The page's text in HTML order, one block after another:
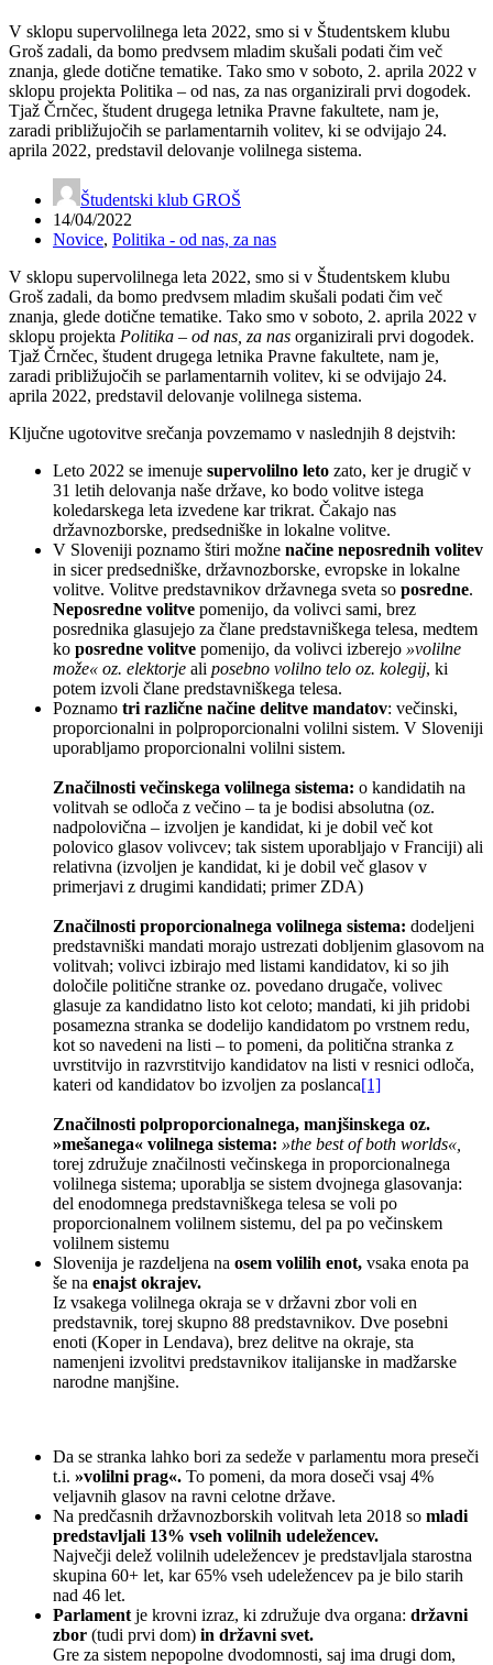
V sklopu supervolilnega leta 2022, smo si v Študentskem klubu
Groš zadali, da bomo predvsem mladim skušali podati čim več
znanja, glede dotične tematike. Tako smo v soboto, 2. aprila 2022 v
sklopu projekta Politika – od nas, za nas organizirali prvi dogodek.
Tjaž Črnčec, študent drugega letnika Pravne fakultete, nam je,
zaradi približujočih se parlamentarnih volitev, ki se odvijajo 24.
aprila 2022, predstavil delovanje volilnega sistema.
Študentski klub GROŠ
14/04/2022
Novice, Politika - od nas, za nas
V sklopu supervolilnega leta 2022, smo si v Študentskem klubu
Groš zadali, da bomo predvsem mladim skušali podati čim več
znanja, glede dotične tematike. Tako smo v soboto, 2. aprila 2022 v
sklopu projekta Politika – od nas, za nas organizirali prvi dogodek.
Tjaž Črnčec, študent drugega letnika Pravne fakultete, nam je,
zaradi približujočih se parlamentarnih volitev, ki se odvijajo 24.
aprila 2022, predstavil delovanje volilnega sistema.
Ključne ugotovitve srečanja povzemamo v naslednjih 8 dejstvih:
Leto 2022 se imenuje supervolilno leto zato, ker je drugič v
31 letih delovanja naše države, ko bodo volitve istega
koledarskega leta izvedene kar trikrat. Čakajo nas
državnozborske, predsedniške in lokalne volitve.
V Sloveniji poznamo štiri možne načine neposrednih volitev
in sicer predsedniške, državnozborske, evropske in lokalne
volitve. Volitve predstavnikov državnega sveta so posredne.
Neposredne volitve pomenijo, da volivci sami, brez
posrednika glasujejo za člane predstavniškega telesa, medtem
ko posredne volitve pomenijo, da volivci izberejo »volilne
može« oz. elektorje ali posebno volilno telo oz. kolegij, ki
potem izvoli člane predstavniškega telesa.
Poznamo tri različne načine delitve mandatov: večinski,
proporcionalni in polproporcionalni volilni sistem. V Sloveniji
uporabljamo proporcionalni volilni sistem.
Značilnosti večinskega volilnega sistema: o kandidatih na
volitvah se odloča z večino – ta je bodisi absolutna (oz.
nadpolovična – izvoljen je kandidat, ki je dobil več kot
polovico glasov volivcev; tak sistem uporabljajo v Franciji) ali
relativna (izvoljen je kandidat, ki je dobil več glasov v
primerjavi z drugimi kandidati; primer ZDA)
Značilnosti proporcionalnega volilnega sistema: dodeljeni
predstavniški mandati morajo ustrezati dobljenim glasovom na
volitvah; volivci izbirajo med listami kandidatov, ki so jih
določile politične stranke oz. povedano drugače, volivec
glasuje za kandidatno listo kot celoto; mandati, ki jih pridobi
posamezna stranka se dodelijo kandidatom po vrstnem redu,
kot so navedeni na listi – to pomeni, da politična stranka z
uvrstitvijo in razvrstitvijo kandidatov na listi v resnici odloča,
kateri od kandidatov bo izvoljen za poslanca[1]
Značilnosti polproporcionalnega, manjšinskega oz.
»mešanega« volilnega sistema: »the best of both worlds«,
torej združuje značilnosti večinskega in proporcionalnega
volilnega sistema; uporablja se sistem dvojnega glasovanja:
del enodomnega predstavniškega telesa se voli po
proporcionalnem volilnem sistemu, del pa po večinskem
volilnem sistemu
Slovenija je razdeljena na osem volilih enot, vsaka enota pa
še na enajst okrajev.
Iz vsakega volilnega okraja se v državni zbor voli en
predstavnik, torej skupno 88 predstavnikov. Dve posebni
enoti (Koper in Lendava), brez delitve na okraje, sta
namenjeni izvolitvi predstavnikov italijanske in madžarske
narodne manjšine.
Da se stranka lahko bori za sedeže v parlamentu mora preseči
t.i. »volilni prag«. To pomeni, da mora doseči vsaj 4%
veljavnih glasov na ravni celotne države.
Na predčasnih državnozborskih volitvah leta 2018 so mladi
predstavljali 13% vseh volilnih udeležencev.
Največji delež volilnih udeležencev je predstavljala starostna
skupina 60+ let, kar 65% vseh udeležencev pa je bilo starih
nad 46 let.
Parlament je krovni izraz, ki združuje dva organa: državni
zbor (tudi prvi dom) in državni svet.
Gre za sistem nepopolne dvodomnosti, saj ima drugi dom,